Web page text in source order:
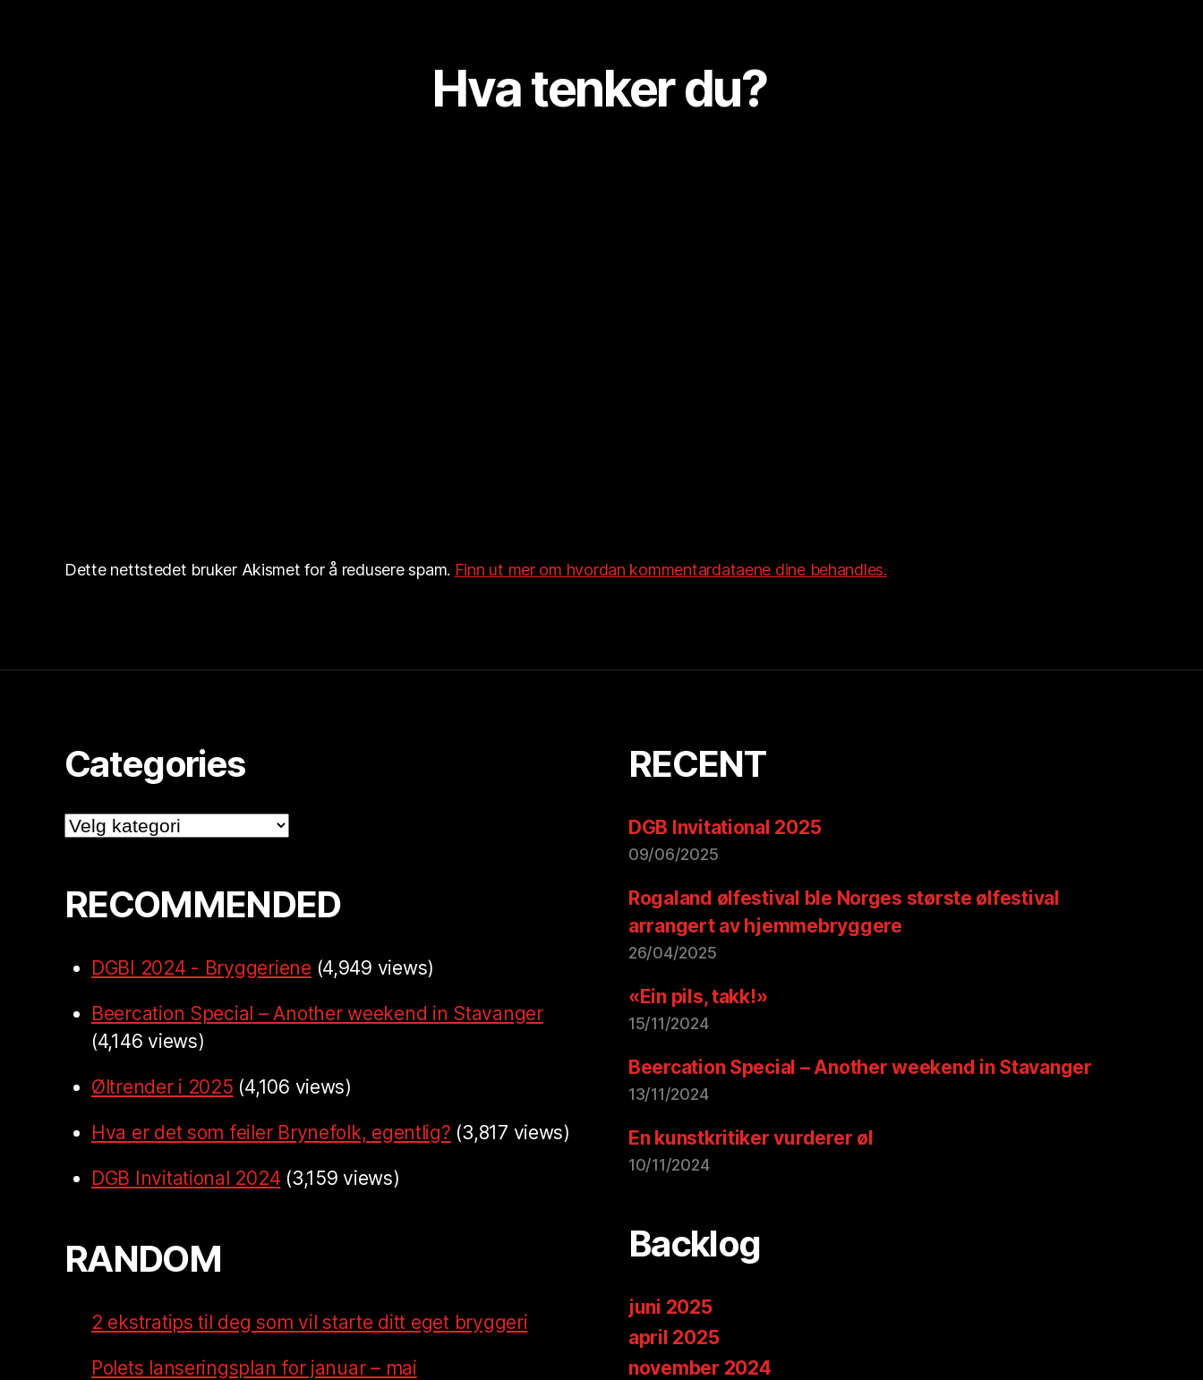
Hva tenker du?
Dette nettstedet bruker Akismet for å redusere spam. Finn ut mer om hvordan kommentardataene dine behandles.
Categories
Categories
RECOMMENDED
DGBI 2024 - Bryggeriene (4,949 views)
Beercation Special – Another weekend in Stavanger
(4,146 views)
Øltrender i 2025 (4,106 views)
Hva er det som feiler Brynefolk, egentlig? (3,817 views)
DGB Invitational 2024 (3,159 views)
RANDOM
2 ekstratips til deg som vil starte ditt eget bryggeri
Polets lanseringsplan for januar – mai
RECENT
DGB Invitational 2025
09/06/2025
Rogaland ølfestival ble Norges største ølfestival
arrangert av hjemmebryggere
26/04/2025
«Ein pils, takk!»
15/11/2024
Beercation Special – Another weekend in Stavanger
13/11/2024
En kunstkritiker vurderer øl
10/11/2024
Backlog
juni 2025
april 2025
november 2024